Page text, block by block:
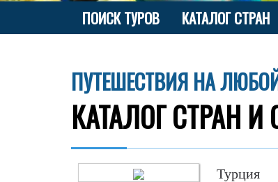
ПОИСК ТУРОВ КАТАЛОГ СТРАН
ПУТЕШЕСТВИЯ НА
КАТАЛОГ СТРАН И
Турция